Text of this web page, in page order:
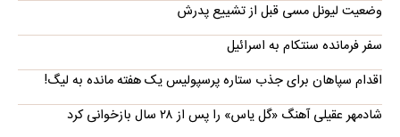
وضعیت لیونل مسی قبل از تشییع پدرش
سفر فرمانده سنتکام به اسرائیل
اقدام سپاهان برای جذب ستاره پرسپولیس یک هفته مانده به لیگ!
شادمهر عقیلی آهنگ «گل یاس» را پس از ۲۸ سال بازخوانی کرد